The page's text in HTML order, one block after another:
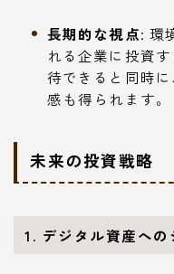
長期的な視点: 環
れる企業に投資
待できると同時
感も得られます。
未来の投資戦略
1. デジタル資産への